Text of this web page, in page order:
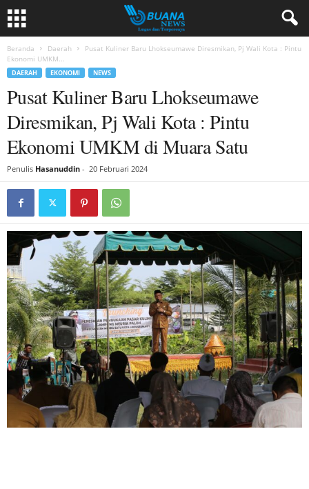
Beranda Daerah
Pusat Kuliner Baru Lhokseumawe Diresmikan, Pj Wali Kota : Pintu
Ekonomi UMKM...
DAERAH EKONOMI NEWS
Pusat Kuliner Baru Lhokseumawe
Diresmikan, Pj Wali Kota : Pintu
Ekonomi UMKM di Muara Satu
Penulis Hasanuddin - 20 Februari 2024